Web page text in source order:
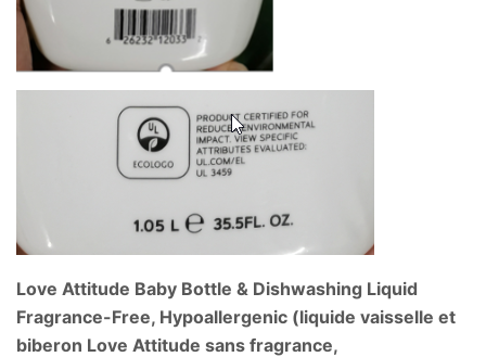
Love Attitude Baby Bottle & Dishwashing Liquid
Fragrance-Free, Hypoallergenic (liquide vaisselle et
biberon Love Attitude sans fragrance,